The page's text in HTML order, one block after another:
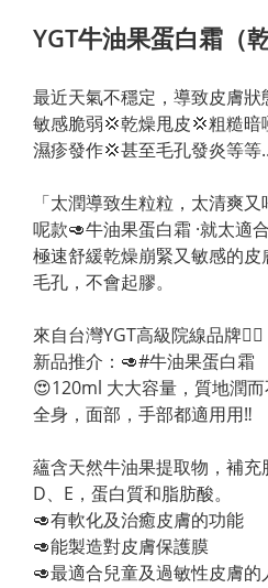
YGT牛油果蛋白霜（
最近天氣不穩定，導致皮膚狀
敏感脆弱💢乾燥甩皮💢粗糙暗
濕疹發作💢甚至毛孔發炎等等
「太潤導致生粒粒，太清爽又
呢款🥑牛油果蛋白霜 ·就太適
極速舒緩乾燥崩緊又敏感的
毛孔，不會起膠。
來自台灣YGT高級院線品牌👍🏻
新品推介：🥑#牛油果蛋白霜
😍120ml 大大容量，質地潤
全身，面部，手部都適用用‼️
蘊含天然牛油果提取物，補充
D、E，蛋白質和脂肪酸。
🥑有軟化及治癒皮膚的功能
🥑能製造對皮膚保護膜
🥑最適合兒童及過敏性皮膚的